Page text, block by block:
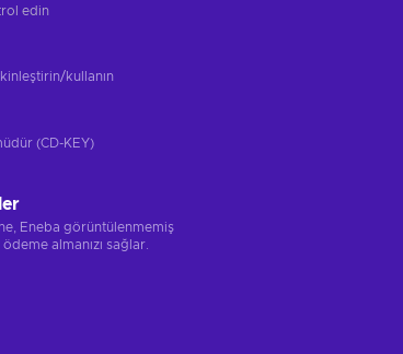
edin
kullanın
(CD-KEY)
Eneba görüntülenmemiş
almanızı sağlar.